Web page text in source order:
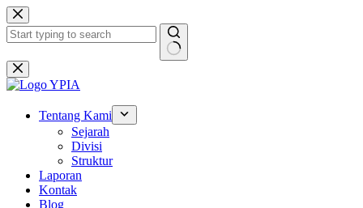
Skip
to
content
No
results
Tentang Kami
Sejarah
Divisi
Struktur
Laporan
Kontak
Blog